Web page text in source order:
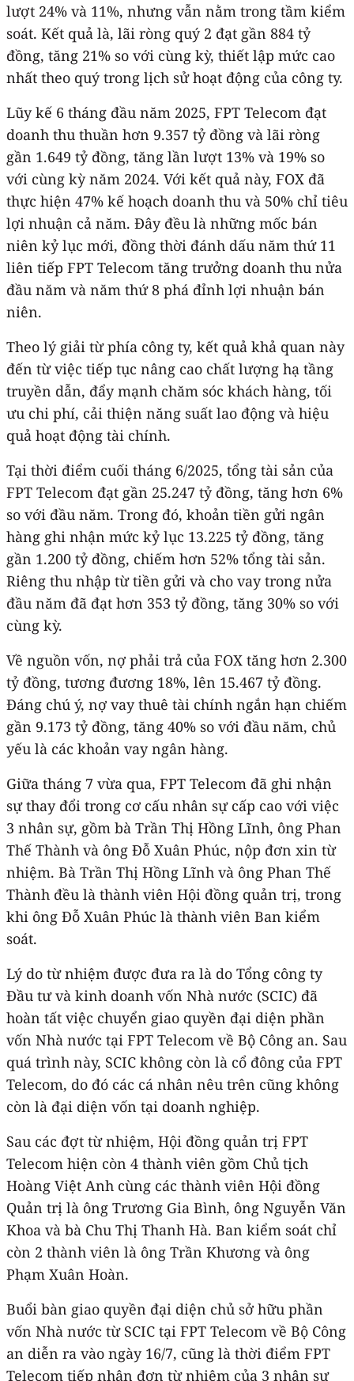
lượt 24% và 11%, nhưng vẫn nằm trong tầm kiểm
soát. Kết quả là, lãi ròng quý 2 đạt gần 884 tỷ
đồng, tăng 21% so với cùng kỳ, thiết lập mức cao
nhất theo quý trong lịch sử hoạt động của công ty.
Lũy kế 6 tháng đầu năm 2025, FPT Telecom đạt
doanh thu thuần hơn 9.357 tỷ đồng và lãi ròng
gần 1.649 tỷ đồng, tăng lần lượt 13% và 19% so
với cùng kỳ năm 2024. Với kết quả này, FOX đã
thực hiện 47% kế hoạch doanh thu và 50% chỉ tiêu
lợi nhuận cả năm. Đây đều là những mốc bán
niên kỷ lục mới, đồng thời đánh dấu năm thứ 11
liên tiếp FPT Telecom tăng trưởng doanh thu nửa
đầu năm và năm thứ 8 phá đỉnh lợi nhuận bán
niên.
Theo lý giải từ phía công ty, kết quả khả quan này
đến từ việc tiếp tục nâng cao chất lượng hạ tầng
truyền dẫn, đẩy mạnh chăm sóc khách hàng, tối
ưu chi phí, cải thiện năng suất lao động và hiệu
quả hoạt động tài chính.
Tại thời điểm cuối tháng 6/2025, tổng tài sản của
FPT Telecom đạt gần 25.247 tỷ đồng, tăng hơn 6%
so với đầu năm. Trong đó, khoản tiền gửi ngân
hàng ghi nhận mức kỷ lục 13.225 tỷ đồng, tăng
gần 1.200 tỷ đồng, chiếm hơn 52% tổng tài sản.
Riêng thu nhập từ tiền gửi và cho vay trong nửa
đầu năm đã đạt hơn 353 tỷ đồng, tăng 30% so với
cùng kỳ.
Về nguồn vốn, nợ phải trả của FOX tăng hơn 2.300
tỷ đồng, tương đương 18%, lên 15.467 tỷ đồng.
Đáng chú ý, nợ vay thuê tài chính ngắn hạn chiếm
gần 9.173 tỷ đồng, tăng 40% so với đầu năm, chủ
yếu là các khoản vay ngân hàng.
Giữa tháng 7 vừa qua, FPT Telecom đã ghi nhận
sự thay đổi trong cơ cấu nhân sự cấp cao với việc
3 nhân sự, gồm bà Trần Thị Hồng Lĩnh, ông Phan
Thế Thành và ông Đỗ Xuân Phúc, nộp đơn xin từ
nhiệm. Bà Trần Thị Hồng Lĩnh và ông Phan Thế
Thành đều là thành viên Hội đồng quản trị, trong
khi ông Đỗ Xuân Phúc là thành viên Ban kiểm
soát.
Lý do từ nhiệm được đưa ra là do Tổng công ty
Đầu tư và kinh doanh vốn Nhà nước (SCIC) đã
hoàn tất việc chuyển giao quyền đại diện phần
vốn Nhà nước tại FPT Telecom về Bộ Công an. Sau
quá trình này, SCIC không còn là cổ đông của FPT
Telecom, do đó các cá nhân nêu trên cũng không
còn là đại diện vốn tại doanh nghiệp.
Sau các đợt từ nhiệm, Hội đồng quản trị FPT
Telecom hiện còn 4 thành viên gồm Chủ tịch
Hoàng Việt Anh cùng các thành viên Hội đồng
Quản trị là ông Trương Gia Bình, ông Nguyễn Văn
Khoa và bà Chu Thị Thanh Hà. Ban kiểm soát chỉ
còn 2 thành viên là ông Trần Khương và ông
Phạm Xuân Hoàn.
Buổi bàn giao quyền đại diện chủ sở hữu phần
vốn Nhà nước từ SCIC tại FPT Telecom về Bộ Công
an diễn ra vào ngày 16/7, cũng là thời điểm FPT
Telecom tiếp nhận đơn từ nhiệm của 3 nhân sự